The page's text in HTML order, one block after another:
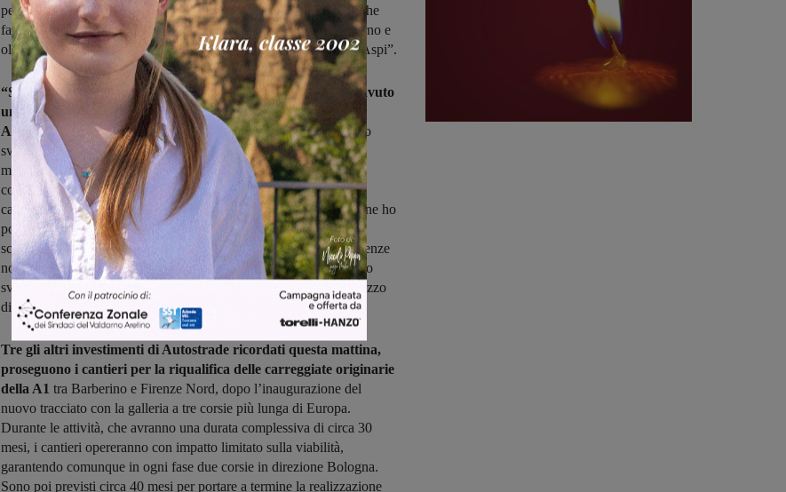
percorso della terza corsia. È importante anche la contrattazione che
faremo sul progetto per la terza corsia fino a San Giovanni Valdarno e
oltre. Devo riconoscere grande concretezza e determinazione ad Aspi”.
“Stamani – ha aggiunto il sindaco Dario Nardella- abbiamo avuto
un confronto molto proficuo con enti locali, Regione ed
Autostrade.
La buona notizia è che parte la cantierizzazione dello
svincolo di Peretola, svincolo importantissimo per la città e l’area
metropolitana e per l’accesso all’A11, dove nel frattempo
cominceranno i lavori della terza corsia. Bene anche l’avvio dei
cantieri dell’A1 da Incisa a Firenze sud. Nel corso della discussione ho
poi rilanciato l’obiettivo di realizzare un ‘gemello’ del parcheggio
scambiatore di Villa Costanza che sarebbe all’Osmannoro, tra Firenze
nord e e Scandicci, e intanto va avanti anche la progettazione dello
svincolo di Scandicci. In totale dunque abbiamo un miliardo e mezzo
di interventi in via di cantierizzazione”.
Tre gli altri investimenti di Autostrade ricordati questa mattina,
proseguono i cantieri per la riqualifica delle carreggiate originarie
della A1 tra Barberino e Firenze Nord, dopo l’inaugurazione del
nuovo tracciato con la galleria a tre corsie più lunga di Europa.
Durante le attività, che avranno una durata complessiva di circa 30
mesi, i cantieri opereranno con impatto limitato sulla viabilità,
garantendo comunque in ogni fase due corsie in direzione Bologna.
Sono poi previsti circa 40 mesi per portare a termine la realizzazione